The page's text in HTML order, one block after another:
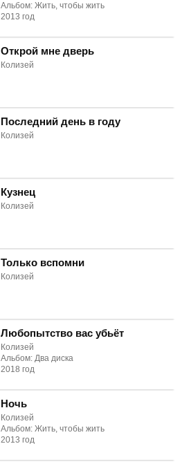
Альбом: Жить, чтобы жить
2013 год
Открой мне дверь
Колизей
Последний день в году
Колизей
Кузнец
Колизей
Только вспомни
Колизей
Любопытство вас убьёт
Колизей
Альбом: Два диска
2018 год
Ночь
Колизей
Альбом: Жить, чтобы жить
2013 год